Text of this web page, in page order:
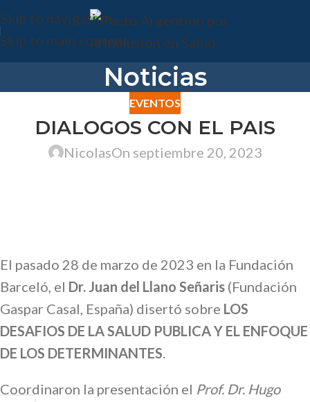
Skip to navigation
Skip to main content
Noticias
EVENTOS
DIALOGOS CON EL PAIS
NicolasOn septiembre 20, 2023
El pasado 28 de marzo de 2023 en la Fundación
Barceló, el Dr. Juan del Llano Señaris (Fundación
Gaspar Casal, España) disertó sobre LOS
DESAFIOS DE LA SALUD PUBLICA Y EL ENFOQUE
DE LOS DETERMINANTES.
Coordinaron la presentación el Prof. Dr. Hugo